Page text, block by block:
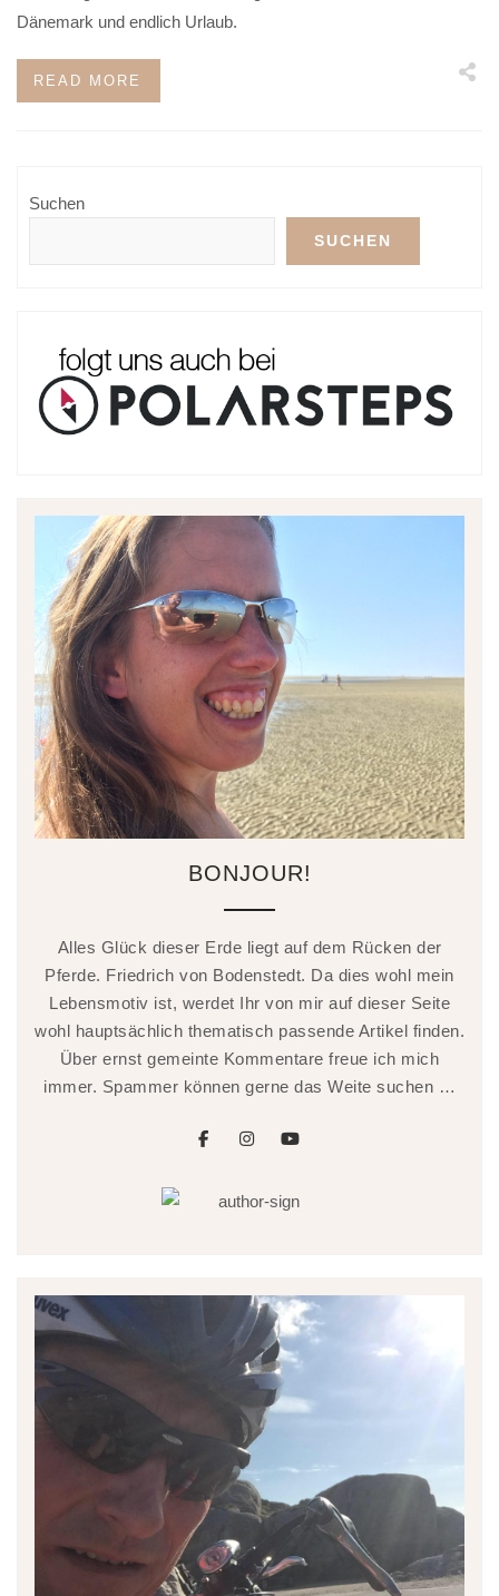
Dänemark und endlich Urlaub.
READ MORE
Suchen
SUCHEN
BONJOUR!
Alles Glück dieser Erde liegt auf dem Rücken der
Pferde. Friedrich von Bodenstedt. Da dies wohl mein
Lebensmotiv ist, werdet Ihr von mir auf dieser Seite
wohl hauptsächlich thematisch passende Artikel finden.
Über ernst gemeinte Kommentare freue ich mich
immer. Spammer können gerne das Weite suchen …